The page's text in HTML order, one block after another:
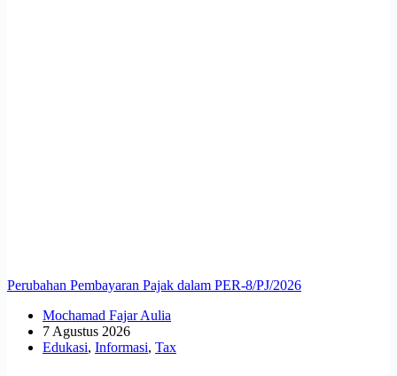
Perubahan Pembayaran Pajak dalam PER-8/PJ/2026
Mochamad Fajar Aulia
7 Agustus 2026
Edukasi, Informasi, Tax